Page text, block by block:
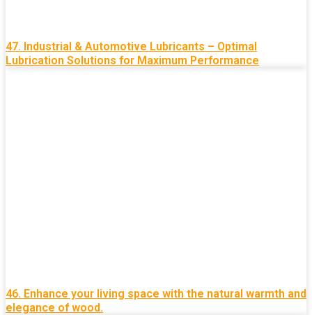
47. Industrial & Automotive Lubricants – Optimal
Lubrication Solutions for Maximum Performance
46. Enhance your living space with the natural warmth and
elegance of wood.